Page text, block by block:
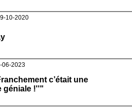
10-2020
06-2023
c’était une
géniale !''"